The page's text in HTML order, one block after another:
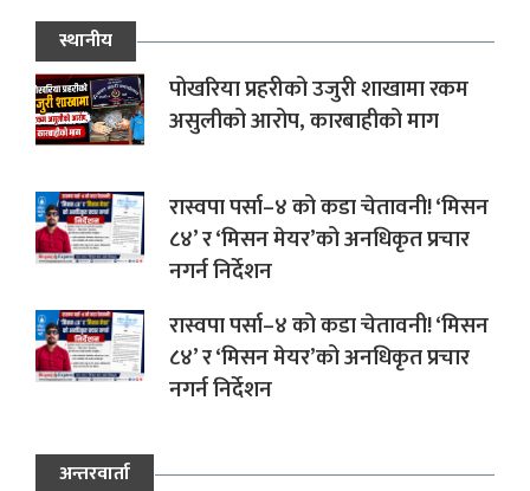
स्थानीय
पोखरिया प्रहरीको उजुरी शाखामा रकम
असुलीको आरोप, कारबाहीको माग
रास्वपा पर्सा–४ को कडा चेतावनी! ‘मिसन
८४’ र ‘मिसन मेयर’को अनधिकृत प्रचार
नगर्न निर्देशन
रास्वपा पर्सा–४ को कडा चेतावनी! ‘मिसन
८४’ र ‘मिसन मेयर’को अनधिकृत प्रचार
नगर्न निर्देशन
अन्तरवार्ता